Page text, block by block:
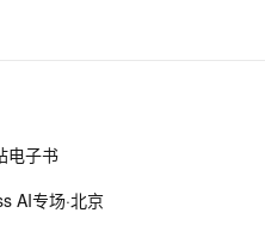
电子书
AI专场·北京